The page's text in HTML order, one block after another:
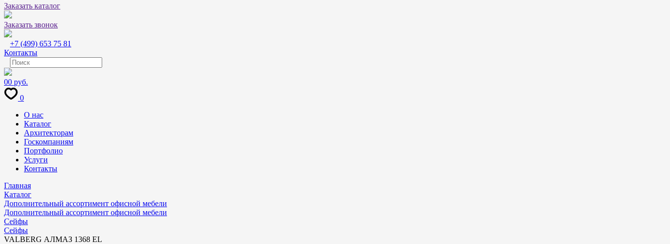
Заказать каталог
Заказать звонок
+7 (499) 653 75 81
Контакты
00 руб.
0
О нас
Каталог
Архитекторам
Госкомпаниям
Портфолио
Услуги
Контакты
Главная
Каталог
Дополнительный ассортимент офисной мебели
Дополнительный ассортимент офисной мебели
Сейфы
Сейфы
VALBERG АЛМАЗ 1368 EL